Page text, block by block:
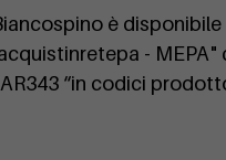
è disponibile
- MEPA"
“in codici